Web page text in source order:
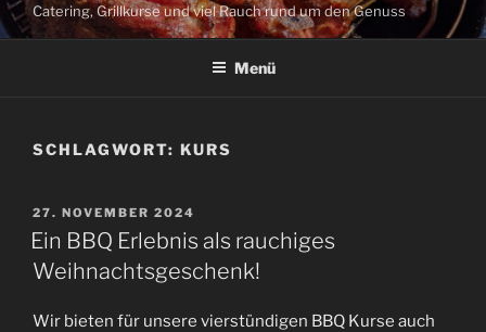
Catering, Grillkurse und viel Rauch rund um den Genuss
Menü
SCHLAGWORT: KURS
VERÖFFENTLICHT
AM
27. NOVEMBER 2024
Ein BBQ Erlebnis als rauchiges
Weihnachtsgeschenk!
Wir bieten für unsere vierstündigen BBQ Kurse auch